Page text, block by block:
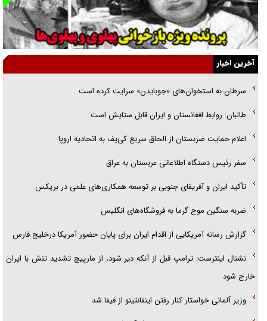
آیا مقاومت فلسطین خلع‌سلاح می‌شود؟
الگوی وحدت‌آفرین در ادراک سیاست خارجی
گفتگوی دکتر اخوان مدیرمسئول روزنامه جوان با برنامه تلویزیونی «نبرد
هرمز»
امام حسین (ع) کشته سیرت‌های عصر جاهلی شد
فریاد‌ها و ناله‌های دوستان مبارزدلم را آتش می‌زد
آخرین اخبار
سرطان به استخوان‌های «جوبایدن» سرایت کرده است
طالبان: روابط افغانستان و ایران قابل ستایش است
اعلام حمایت صربستان از الحاق سریع کی‌یف به اتحادیه اروپا
سفر رئیس دستگاه اطلاعاتی عربستان به عراق
تأکید ایران و آفریقای جنوبی بر توسعه همکاری‌های علمی در بریکس
ضربه سنگین موج گرما به فروشگاه‌های انگلیس
گزارش رسانه آمریکایی از اقدام ایران برای پایان حضور آمریکا درخلیج فارس
نشنال اینترست: ترامپ قبل از آنکه دیر شود، از مارپیچ تشدید تنش با ایران
خارج شود
وزیر آلمانی خواستار کنار رفتن اینفانتینو از فیفا شد